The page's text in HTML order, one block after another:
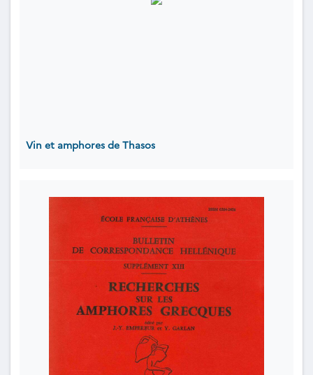
Vin et amphores de Thasos